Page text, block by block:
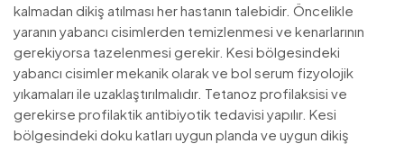
kalmadan dikiş atılması her hastanın talebidir. Öncelikle
yaranın yabancı cisimlerden temizlenmesi ve kenarlarının
gerekiyorsa tazelenmesi gerekir. Kesi bölgesindeki
yabancı cisimler mekanik olarak ve bol serum fizyolojik
yıkamaları ile uzaklaştırılmalıdır. Tetanoz profilaksisi ve
gerekirse profilaktik antibiyotik tedavisi yapılır. Kesi
bölgesindeki doku katları uygun planda ve uygun dikiş